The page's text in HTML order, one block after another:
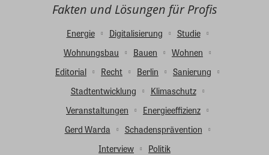
Fakten und Lösungen für Profis
Energie Digitalisierung
Studie
Wohnungsbau
Bauen
Wohnen
Editorial
Recht Berlin
Sanierung
Stadtentwicklung
Klimaschutz
Veranstaltungen
Energieeffizienz
Gerd Warda
Schadensprävention
Interview
Politik